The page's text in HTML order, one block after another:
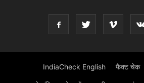
IndiaCheck English फैक्ट चेक